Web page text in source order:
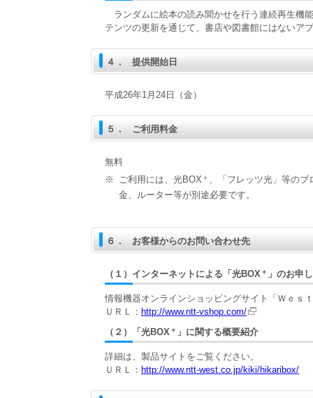
ランダムに絵本の読み聞かせを行う連続再生機
テンツの更新を通じて、書店や図書館にはないア
４． 提供開始日
平成26年1月24日（金）
５． ご利用料金
無料
※
ご利用には、光BOX ＋ 、「フレッツ光」等の
金、ルーター等が別途必要です。
６． お客様からのお問い合わせ先
（１） インターネットによる「光BOX＋ 」のお申
情報機器オンラインショッピングサイト「Ｗｅｓ
ＵＲＬ： http://www.ntt-vshop.com/
（２）
「光BOX＋ 」に関する概要紹介
詳細は、製品サイトをご覧ください。
ＵＲＬ： http://www.ntt-west.co.jp/kiki/hikaribox/